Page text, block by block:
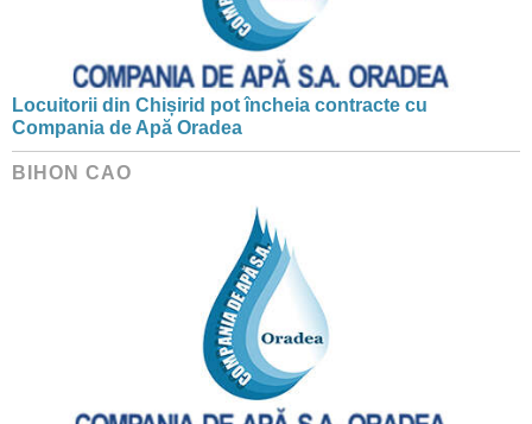
Locuitorii din Chișirid pot încheia contracte cu
Compania de Apă Oradea
BIHON CAO